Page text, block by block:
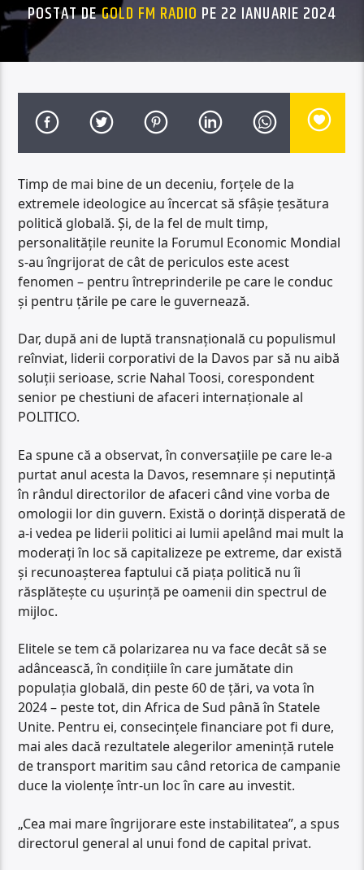
POSTAT DEGOLD FM RADIO PE 22 IANUARIE 2024
Timp de mai bine de un deceniu, forțele de la
extremele ideologice au încercat să sfâșie țesătura
politică globală. Și, de la fel de mult timp,
personalitățile reunite la Forumul Economic Mondial
s-au îngrijorat de cât de periculos este acest
fenomen – pentru întreprinderile pe care le conduc
și pentru țările pe care le guvernează.
Dar, după ani de luptă transnațională cu populismul
reînviat, liderii corporativi de la Davos par să nu aibă
soluții serioase, scrie Nahal Toosi, corespondent
senior pe chestiuni de afaceri internaționale al
POLITICO.
Ea spune că a observat, în conversațiile pe care le-a
purtat anul acesta la Davos, resemnare și neputință
în rândul directorilor de afaceri când vine vorba de
omologii lor din guvern. Există o dorință disperată de
a-i vedea pe liderii politici ai lumii apelând mai mult la
moderați în loc să capitalizeze pe extreme, dar există
și recunoașterea faptului că piața politică nu îi
răsplătește cu ușurință pe oamenii din spectrul de
mijloc.
Elitele se tem că polarizarea nu va face decât să se
adâncească, în condițiile în care jumătate din
populația globală, din peste 60 de țări, va vota în
2024 – peste tot, din Africa de Sud până în Statele
Unite. Pentru ei, consecințele financiare pot fi dure,
mai ales dacă rezultatele alegerilor amenință rutele
de transport maritim sau când retorica de campanie
duce la violențe într-un loc în care au investit.
„Cea mai mare îngrijorare este instabilitatea”, a spus
directorul general al unui fond de capital privat.